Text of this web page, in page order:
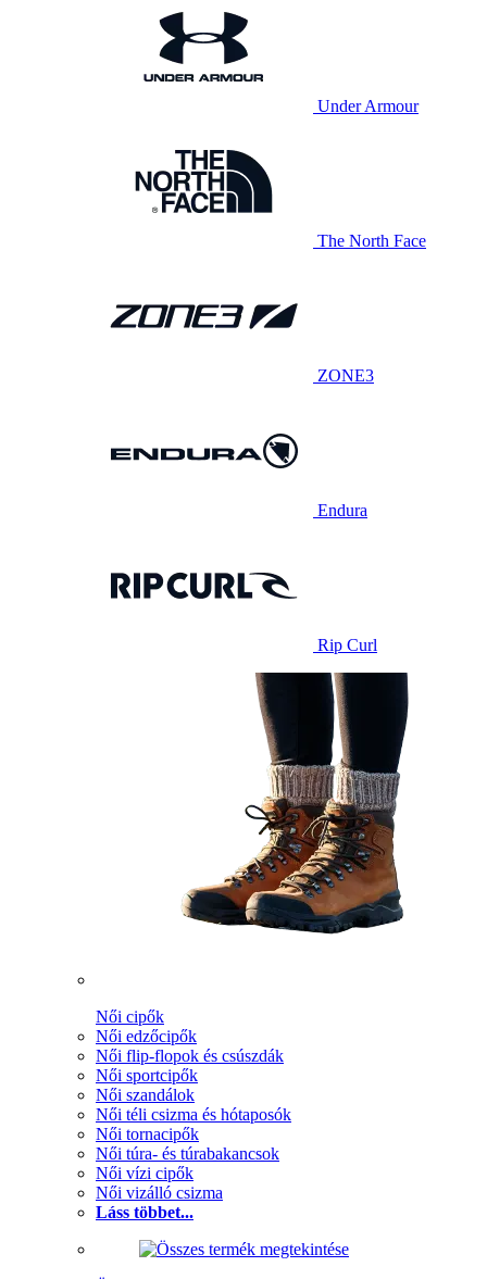
Under Armour
The North Face
ZONE3
Endura
Rip Curl
Női cipők
Női edzőcipők
Női flip-flopok és csúszdák
Női sportcipők
Női szandálok
Női téli csizma és hótaposók
Női tornacipők
Női túra- és túrabakancsok
Női vízi cipők
Női vizálló csizma
Láss többet...